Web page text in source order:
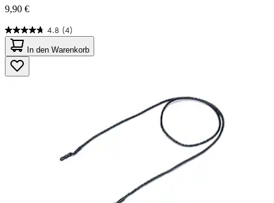
9,90 €
4.8 (4)
4.8
von
5
Sternen.
4
In den Warenkorb